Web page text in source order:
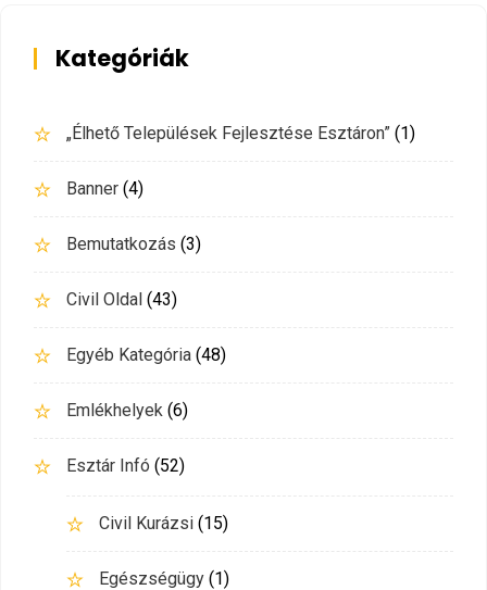
Kategóriák
„Élhető Települések Fejlesztése Esztáron” (1)
Banner (4)
Bemutatkozás (3)
Civil Oldal (43)
Egyéb Kategória (48)
Emlékhelyek (6)
Esztár Infó (52)
Civil Kurázsi (15)
Egészségügy (1)